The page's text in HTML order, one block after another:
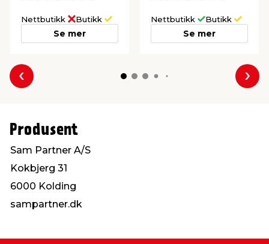
Nettbutikk Butikk
Se mer
Nettbutikk Butikk
Se mer
Forrige
Produsent
Sam Partner A/S
Kokbjerg 31
6000 Kolding
sampartner.dk